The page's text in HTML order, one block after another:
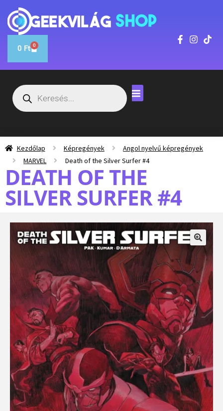
0 Ft 0
Kezdőlap Képregények
Angol nyelvű képregények
MARVEL
Death of the Silver Surfer #4
DEATH OF THE
SILVER SURFER #4